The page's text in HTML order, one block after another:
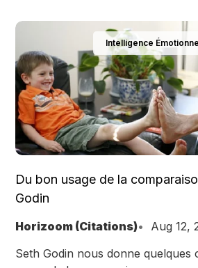
Intelligence
Du bon usage de la
Godin
Horizoom (Citations)
Aug 12,
Seth Godin nous donne quelques